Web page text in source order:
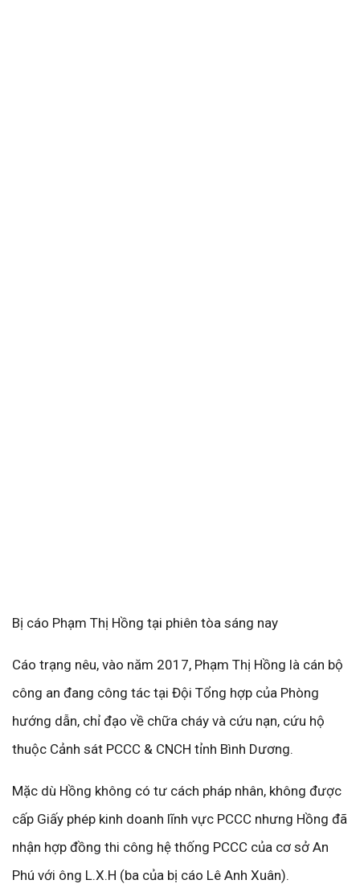
Bị cáo Phạm Thị Hồng tại phiên tòa sáng nay
Cáo trạng nêu, vào năm 2017, Phạm Thị Hồng là cán bộ
công an đang công tác tại Đội Tổng hợp của Phòng
hướng dẫn, chỉ đạo về chữa cháy và cứu nạn, cứu hộ
thuộc Cảnh sát PCCC & CNCH tỉnh Bình Dương.
Mặc dù Hồng không có tư cách pháp nhân, không được
cấp Giấy phép kinh doanh lĩnh vực PCCC nhưng Hồng đã
nhận hợp đồng thi công hệ thống PCCC của cơ sở An
Phú với ông L.X.H (ba của bị cáo Lê Anh Xuân).